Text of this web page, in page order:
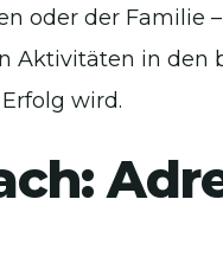
oder der Familie
Aktivitäten in den
wird.